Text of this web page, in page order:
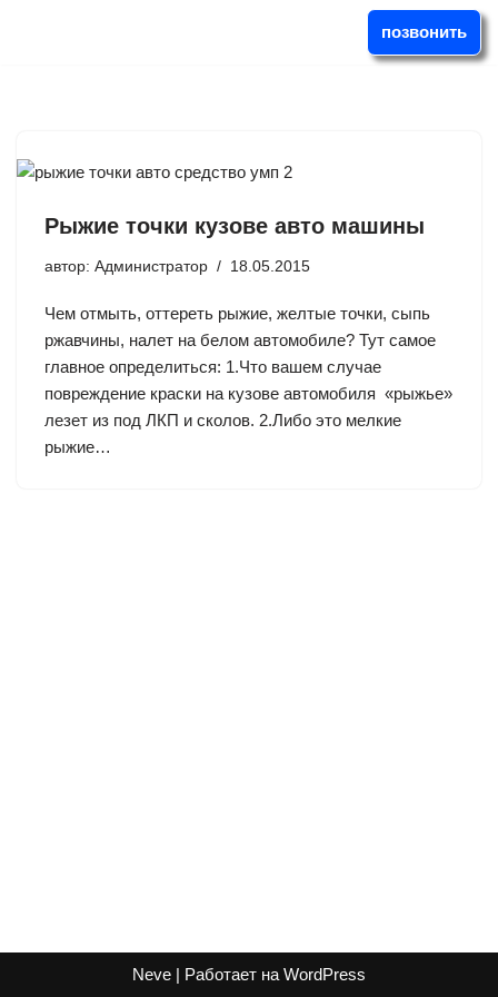
позвонить
Рыжие точки кузове авто машины
автор: Администратор 18.05.2015
Чем отмыть, оттереть рыжие, желтые точки, сыпь
ржавчины, налет на белом автомобиле? Тут самое
главное определиться: 1.Что вашем случае
повреждение краски на кузове автомобиля «рыжье»
лезет из под ЛКП и сколов. 2.Либо это мелкие
рыжие…
Neve | Работает на WordPress